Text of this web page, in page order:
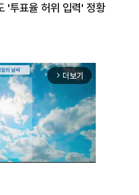
'투표율 허위 입력' 정황
arrow_forward_ios 더보기